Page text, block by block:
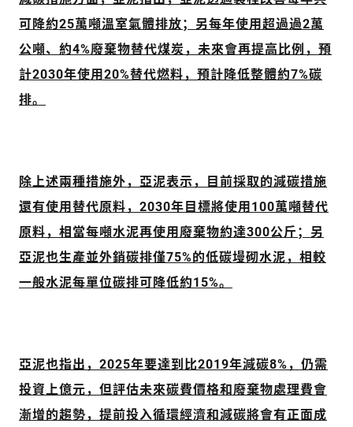
可降約25萬噸溫室氣體排放；另每年使用超過過2萬
公噸、約4%廢棄物替代煤炭，未來會再提高比例，預
計2030年使用20%替代燃料，預計降低整體約7%碳
排。
除上述兩種措施外，亞泥表示，目前採取的減碳措施
還有使用替代原料，2030年目標將使用100萬噸替代
原料，相當每噸水泥再使用廢棄物約達300公斤；另
亞泥也生產並外銷碳排僅75%的低碳墁砌水泥，相較
一般水泥每單位碳排可降低約15%。
亞泥也指出，2025年要達到比2019年減碳8%，仍需
投資上億元，但評估未來碳費價格和廢棄物處理費會
漸增的趨勢，提前投入循環經濟和減碳將會有正面成